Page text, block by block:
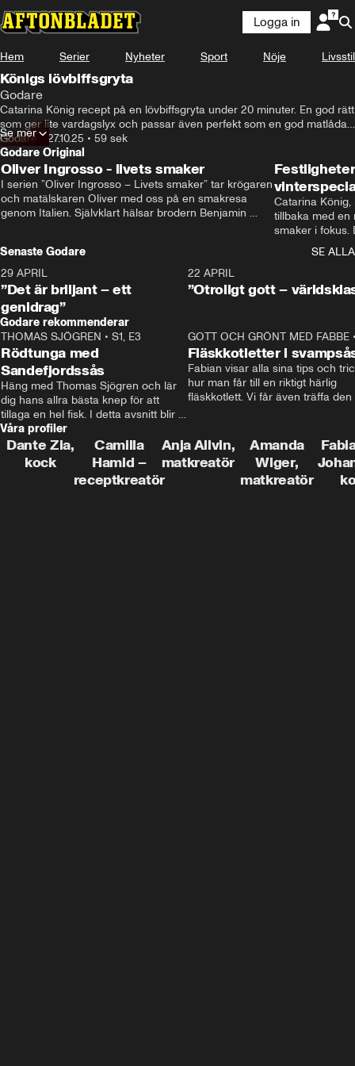
Logga in
Hem Serier Nyheter Sport Nöje Livsstil
Königs lövbiffsgryta
Godare
Catarina König recept på en lövbiffsgryta under 20 minuter. En god rätt
som ger lite vardagslyx och passar även perfekt som en god matlåda.
Ät med en god och lite extra sylrig sallad.
Godare • 27.10.25 • 59 sek
Se mer
Godare Original
Oliver Ingrosso - livets smaker
I serien ”Oliver Ingrosso – Livets smaker” tar krögaren
och matälskaren Oliver med oss på en smakresa
genom Italien. Självklart hälsar brodern Benjamin
Catarina
tillbaka med en
smaker i fokus.
julfavoriter
Senaste Godare
SE ALLA
29 APRIL
”Det är briljant – ett
genidrag”
22 APRIL
”Otroligt gott –
Godare rekommenderar
THOMAS SJÖGREN • S1, E3
Rödtunga med
Sandefjordssås
Häng med Thomas Sjögren och lär
dig hans allra bästa knep för att
tillaga en hel fisk. I detta avsnitt blir
de helstekt rödtunga med
sandefjordssås och en magisk sallad
på pepparrot och äpple.
GOTT OCH GRÖNT MED FABBE
Fläskkotletter i
Fabian visar alla sina tips och
hur man får till en riktigt härlig
fläskkotlett. Vi får även träffa den
grisbonde på Gotland.
Våra profiler
Dante Zia,
kock
Camilla
Hamid –
receptkreatör
Anja Allvin,
matkreatör
Amanda
Wiger,
matkreatör